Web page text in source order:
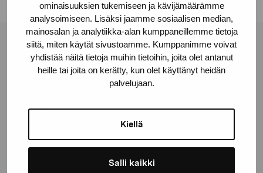
ominaisuuksien tukemiseen ja kävijämäärämme
analysoimiseen. Lisäksi jaamme sosiaalisen median,
mainosalan ja analytiikka-alan kumppaneillemme tietoja
siitä, miten käytät sivustoamme. Kumppanimme voivat
yhdistää näitä tietoja muihin tietoihin, joita olet antanut
heille tai joita on kerätty, kun olet käyttänyt heidän
palvelujaan.
Kiellä
Salli kaikki
Pro Artibus Foundation
10600 Ekenäs
+358 (0)50 371 6339